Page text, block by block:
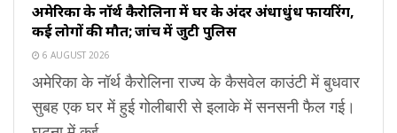
अमेरिका के नॉर्थ कैरोलिना में घर के अंदर अंधाधुंध फायरिंग,
कई लोगों की मौत; जांच में जुटी पुलिस
6 AUGUST 2026
अमेरिका के नॉर्थ कैरोलिना राज्य के कैसवेल काउंटी में बुधवार
सुबह एक घर में हुई गोलीबारी से इलाके में सनसनी फैल गई।